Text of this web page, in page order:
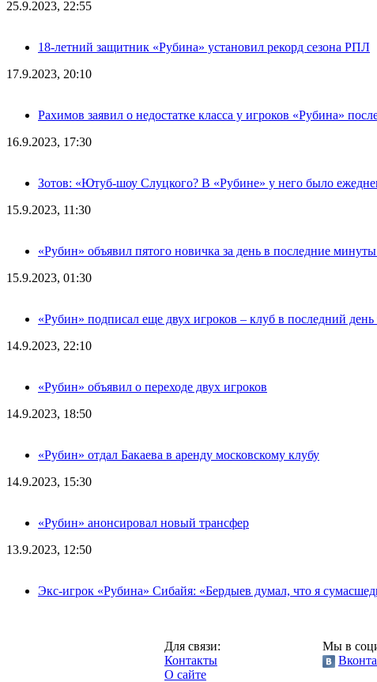
25.9.2023, 22:55
18-летний защитник «Рубина» установил рекорд сезона РПЛ
17.9.2023, 20:10
Рахимов заявил о недостатке класса у игроков «Рубина»
16.9.2023, 17:30
Зотов: «Ютуб-шоу Слуцкого? В «Рубине» у него было
15.9.2023, 11:30
«Рубин» объявил пятого новичка за день в последние
15.9.2023, 01:30
«Рубин» подписал еще двух игроков – клуб в последний
14.9.2023, 22:10
«Рубин» объявил о переходе двух игроков
14.9.2023, 18:50
«Рубин» отдал Бакаева в аренду московскому клубу
14.9.2023, 15:30
«Рубин» анонсировал новый трансфер
13.9.2023, 12:50
Экс-игрок «Рубина» Сибайя: «Бердыев думал, что я
Для связи:
Контакты
О сайте
Мы в